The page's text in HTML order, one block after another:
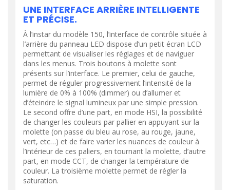
UNE INTERFACE ARRIÈRE INTELLIGENTE
ET PRÉCISE.
À l’instar du modèle 150, l’interface de contrôle située à
l’arrière du panneau LED dispose d’un petit écran LCD
permettant de visualiser les réglages et de naviguer
dans les menus. Trois boutons à molette sont
présents sur l’interface. Le premier, celui de gauche,
permet de réguler progressivement l’intensité de la
lumière de 0% à 100% (dimmer) ou d’allumer et
d’éteindre le signal lumineux par une simple pression.
Le second offre d’une part, en mode HSI, la possibilité
de changer les couleurs par pallier en appuyant sur la
molette (on passe du bleu au rose, au rouge, jaune,
vert, etc…) et de faire varier les nuances de couleur à
l’intérieur de ces paliers, en tournant la molette, d’autre
part, en mode CCT, de changer la température de
couleur. La troisième molette permet de régler la
saturation.